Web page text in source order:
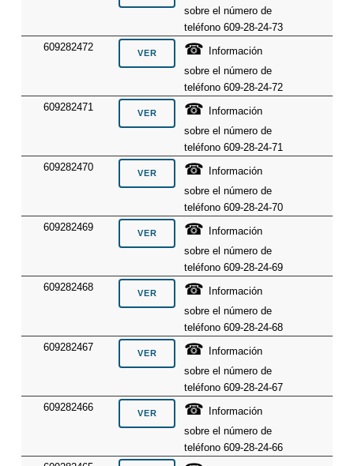
sobre el número de
teléfono 609-28-24-73
609282472
☎ Información
sobre el número de
teléfono 609-28-24-72
609282471
☎ Información
sobre el número de
teléfono 609-28-24-71
609282470
☎ Información
sobre el número de
teléfono 609-28-24-70
609282469
☎ Información
sobre el número de
teléfono 609-28-24-69
609282468
☎ Información
sobre el número de
teléfono 609-28-24-68
609282467
☎ Información
sobre el número de
teléfono 609-28-24-67
609282466
☎ Información
sobre el número de
teléfono 609-28-24-66